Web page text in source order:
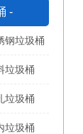
-
钢垃圾桶
垃圾桶
垃圾桶
垃圾桶